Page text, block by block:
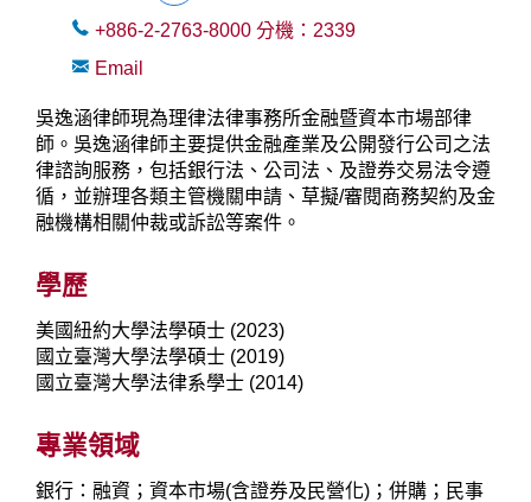
+886-2-2763-8000 分機： 2339
Email
吳逸涵律師現為理律法律事務所金融暨資本市場部律
師。吳逸涵律師主要提供金融產業及公開發行公司之法
律諮詢服務，包括銀行法、公司法、及證券交易法令遵
循，並辦理各類主管機關申請、草擬/審閱商務契約及金
融機構相關仲裁或訴訟等案件。
學歷
美國紐約大學法學碩士 (2023)
國立臺灣大學法學碩士 (2019)
國立臺灣大學法律系學士 (2014)
專業領域
銀行：融資；資本市場(含證券及民營化)；併購；民事